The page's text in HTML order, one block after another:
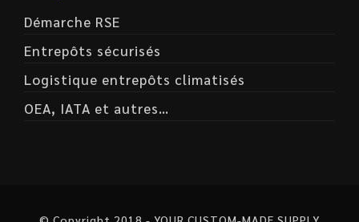
Démarche RSE
Entrepôts sécurisés
Logistique entrepôts climatisés
OEA, IATA et autres…